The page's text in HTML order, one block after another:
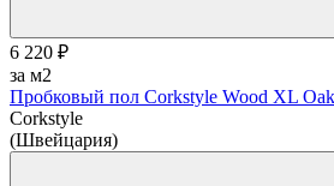
6 220 ₽
за м2
Пробковый пол Corkstyle Wood XL
Corkstyle
(Швейцария)